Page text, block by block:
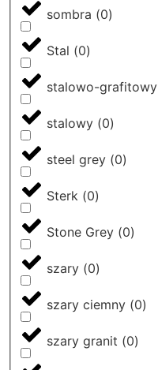
sombra (0)
Stal (0)
stalowo-grafitowy
stalowy (0)
steel grey (0)
Sterk (0)
Stone Grey (0)
szary (0)
szary ciemny (0)
szary granit (0)